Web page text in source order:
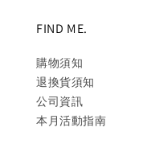
FIND ME.
購物須知
退換貨須知
公司資訊
本月活動指南